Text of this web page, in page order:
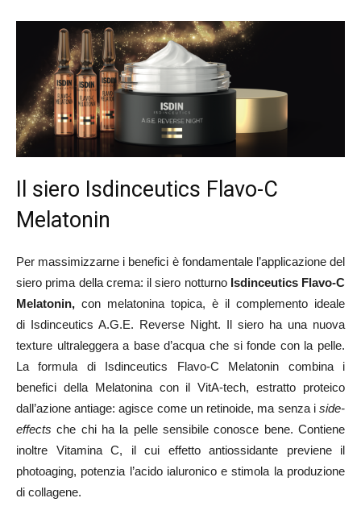
Il siero Isdinceutics Flavo-C
Melatonin
Per massimizzarne i benefici è fondamentale l’applicazione del
siero prima della crema: il siero notturno Isdinceutics Flavo-C
Melatonin, con melatonina topica, è il complemento ideale
di Isdinceutics A.G.E. Reverse Night. Il siero ha una nuova
texture ultraleggera a base d’acqua che si fonde con la pelle.
La formula di Isdinceutics Flavo-C Melatonin combina i
benefici della Melatonina con il VitA-tech, estratto proteico
dall’azione antiage: agisce come un retinoide, ma senza i side-
effectsche chi ha la pelle sensibile conosce bene. Contiene
inoltre Vitamina C, il cui effetto antiossidante previene il
photoaging, potenzia l’acido ialuronico e stimola la produzione
di collagene.